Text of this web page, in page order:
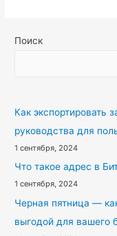
Поиск
Как экспортировать
руководства для
1 сентября, 2024
Что такое адрес в
1 сентября, 2024
Черная пятница —
выгодой для вашего